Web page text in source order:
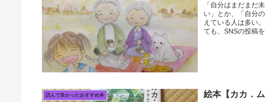
「自分はまだまだ
い」とか、「自分
えている人は多い
ても、SNSの投稿
読んで良かったおすすめ本
絵本【カカ．